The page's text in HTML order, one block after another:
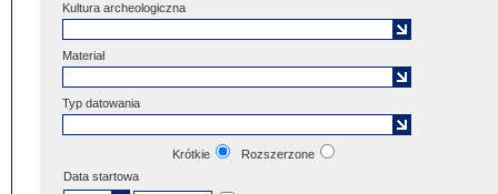
Kultura archeologiczna
Materiał
Typ datowania
Krótkie
Rozszerzone
Data startowa